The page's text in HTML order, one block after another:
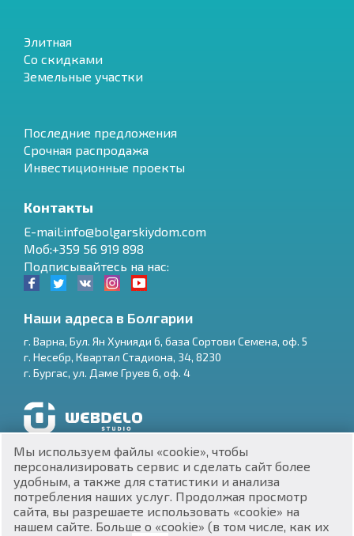
$
₽
₴
BG
Элитная
Со скидками
Земельные участки
Последние предложения
Срочная распродажа
Инвестиционные проекты
Контакты
E-mail:info@bolgarskiydom.com
Моб:+359 56 919 898
Подписывайтесь на нас:
Наши адреса в Болгарии
г. Варна, Бул. Ян Хунияди 6, база Сортови Семена, оф. 5
г. Несебр, Квартал Стадиона, 34, 8230
г. Бургас, ул. Даме Груев 6, оф. 4
Разработка и SEO продвижение сайтов
Мы используем файлы «cookie», чтобы
персонализировать сервис и сделать сайт более
удобным, а также для статистики и анализа
потребления наших услуг. Продолжая просмотр
сайта, вы разрешаете использовать «cookie» на
нашем сайте. Больше о «cookie» (в том числе, как их